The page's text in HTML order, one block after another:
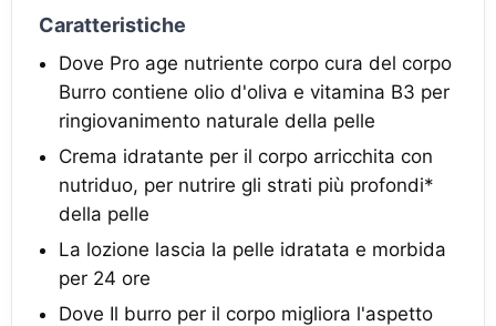
Caratteristiche
Dove Pro age nutriente corpo cura del corpo
Burro contiene olio d'oliva e vitamina B3 per
ringiovanimento naturale della pelle
Crema idratante per il corpo arricchita con
nutriduo, per nutrire gli strati più profondi*
della pelle
La lozione lascia la pelle idratata e morbida
per 24 ore
Dove Il burro per il corpo migliora l'aspetto